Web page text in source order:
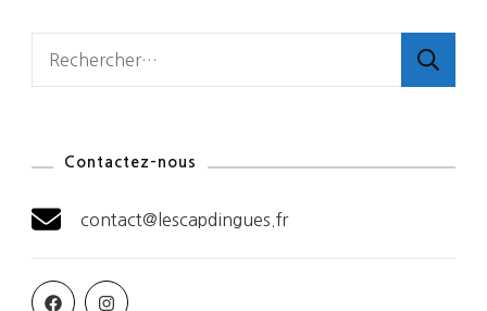
Contactez-nous
contact@lescapdingues.fr